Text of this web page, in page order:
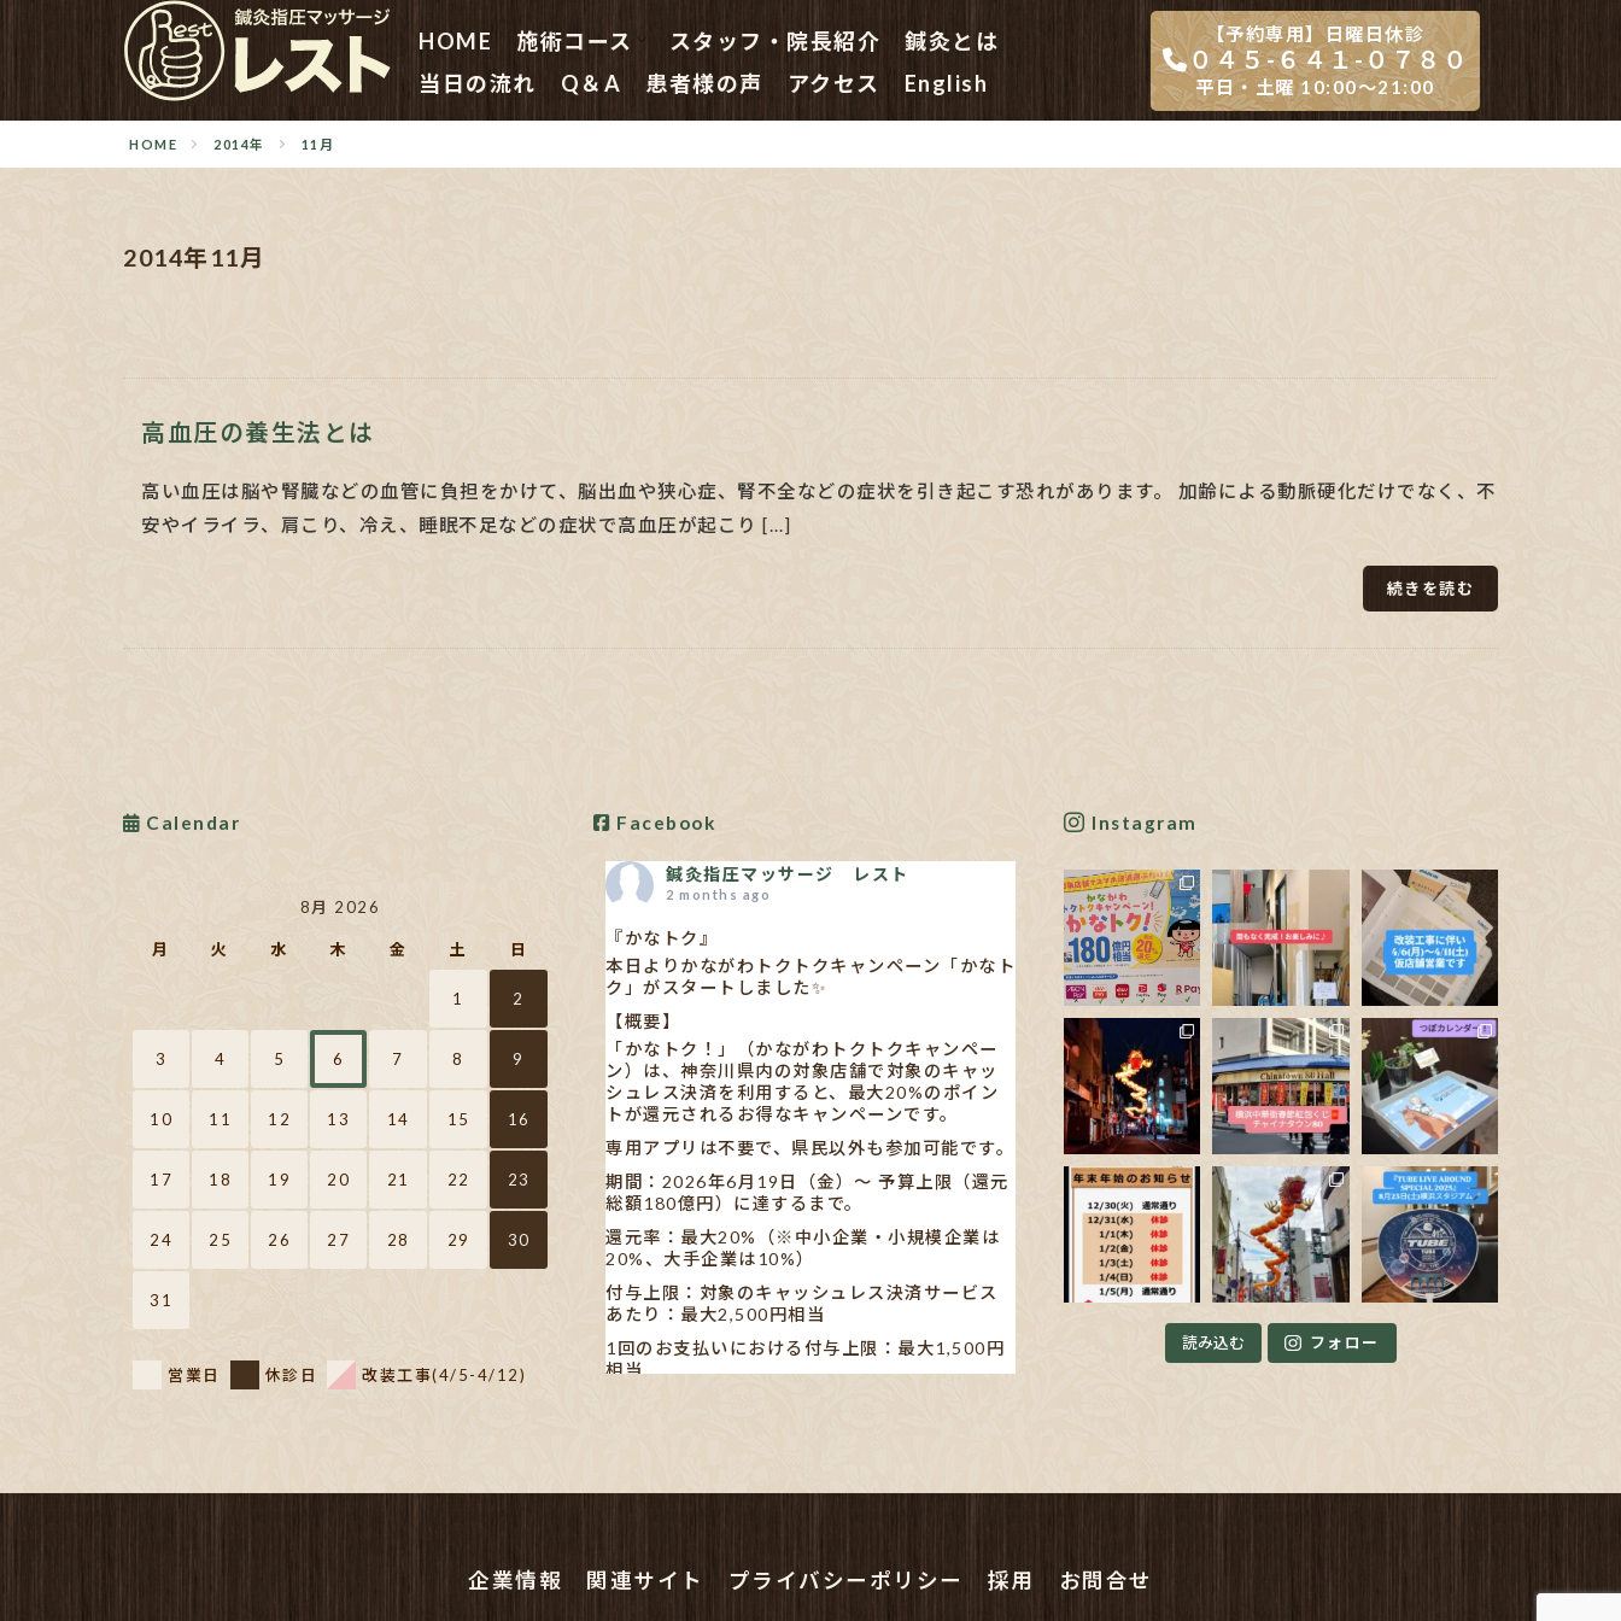
HOME
施術コース
鍼灸 初めての方へ
はり治療コース
はり・きゅう治療コース
鍼灸院の指圧マッサージコース
鍼灸主任の鍼灸特別コース
副院長総合(鍼灸)コース
院長(鍼灸・はり治療)スペシャル
スタッフ・院長紹介
鍼灸とは
当日の流れ
Q＆A 患者様の声 アクセス English
【予約専用】日曜日休診
０４５-６４１-０７８０
平日・土曜 10:00～21:00
HOME 2014年 11月
2014年11月
高血圧の養生法とは
高い血圧は脳や腎臓などの血管に負担をかけて、脳出血や狭心症、腎不全などの症状を引き起こす恐れがあります。 加齢による動脈硬化だけでなく、不
安やイライラ、肩こり、冷え、睡眠不足などの症状で高血圧が起こり […]
続きを読む
Calendar
8月 2026
月 火 水 木 金 土 日
1 2
3 4 5 6 7 8 9
10 11 12 13 14 15 16
17 18 19 20 21 22 23
24 25 26 27 28 29 30
31
営業日 休診日 改装工事(4/5-4/12)
Facebook
鍼灸指圧マッサージ レスト
2 months ago
『かなトク』
本日よりかながわトクトクキャンペーン「かなト
ク」がスタートしました✨
【概要】
「かなトク！」（かながわトクトクキャンペー
ン）は、神奈川県内の対象店舗で対象のキャッ
シュレス決済を利用すると、最大20%のポイン
トが還元されるお得なキャンペーンです。
専用アプリは不要で、県民以外も参加可能です。
期間：2026年6月19日（金）〜 予算上限（還元
総額180億円）に達するまで。
還元率：最大20%（※中小企業・小規模企業は
20%、大手企業は10%）
付与上限：対象のキャッシュレス決済サービス
あたり：最大2,500円相当
1回のお支払いにおける付与上限：最大1,500円
相当
※利用する店舗によって対応している決済手段が
が…、正直分かりにくいです。
Instagram
読み込む フォロー
企業情報 関連サイト プライバシーポリシー 採用 お問合せ